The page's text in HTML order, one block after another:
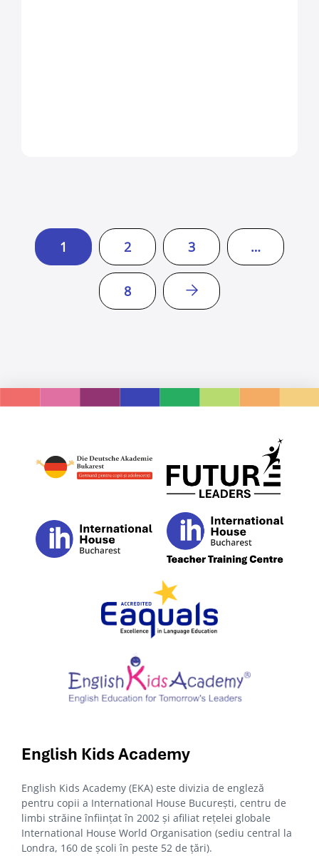
1 2 3 …
8
English KidsAcademy
English Kids Academy (EKA) este divizia de engleză
pentru copii a International House București, centru de
limbi străine înființat în 2002 și afiliat rețelei globale
International House World Organisation (sediu central la
Londra, 160 de școli în peste 52 de țări).